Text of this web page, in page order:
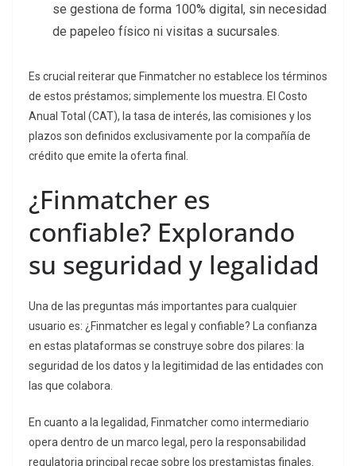
se gestiona de forma 100% digital, sin necesidad
de papeleo físico ni visitas a sucursales.
Es crucial reiterar que Finmatcher no establece los términos
de estos préstamos; simplemente los muestra. El Costo
Anual Total (CAT), la tasa de interés, las comisiones y los
plazos son definidos exclusivamente por la compañía de
crédito que emite la oferta final.
¿Finmatcher es
confiable? Explorando
su seguridad y legalidad
Una de las preguntas más importantes para cualquier
usuario es: ¿Finmatcher es legal y confiable? La confianza
en estas plataformas se construye sobre dos pilares: la
seguridad de los datos y la legitimidad de las entidades con
las que colabora.
En cuanto a la legalidad, Finmatcher como intermediario
opera dentro de un marco legal, pero la responsabilidad
regulatoria principal recae sobre los prestamistas finales.